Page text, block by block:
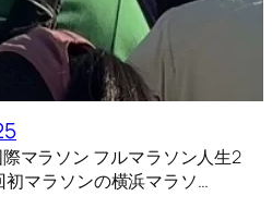
マラソン フルマラソン人生2
マラソンの横浜マラソ…